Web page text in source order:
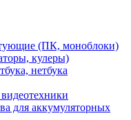
(ПК, моноблоки)
кулеры)
нетбука
для аккумуляторных